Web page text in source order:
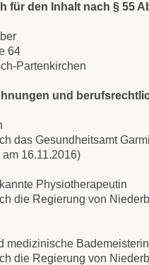
für den Inhalt nach § 55
64
Partenkirchen
und
das Gesundheitsamt
16.11.2016)
Physiotherapeutin
die Regierung von
medizinische Bademeisterin
die Regierung von